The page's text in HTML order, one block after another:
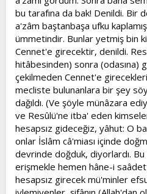
bu tarafına da bak! Denildi. Bir
a'zâm baştanbaşa ufku
ümmetindir. Bunlar yetmiş bin
Cennet'e girecektir, denildi.
hitâbesinden) sonra (odasına)
çekilmeden Cennet'e
mecliste bulunanlara bir şey
dağıldı. (Ve şöyle münâzara
ve Resûlü'ne itba' eden
hesapsız gideceğiz, yâhut: O
onlar İslâm câ'miası içinde
devrinde doğduk, diyorlardı.
erişmekle hemen hâne-i
hesapsız girecek mü'minler